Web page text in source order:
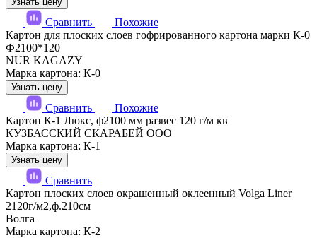
Сравнить
Похожие
Картон для плоских слоев гофрированного картона марки К-0
Ф2100*120
NUR KAGAZY
Марка картона: К-0
Узнать цену
Сравнить
Похожие
Картон К-1 Люкс, ф2100 мм развес 120 г/м кв
КУЗБАССКИЙ СКАРАБЕЙ ООО
Марка картона: К-1
Узнать цену
Сравнить
Картон плоских слоев окрашенный оклеенный Volga Liner
2120г/м2,ф.210см
Волга
Марка картона: К-2